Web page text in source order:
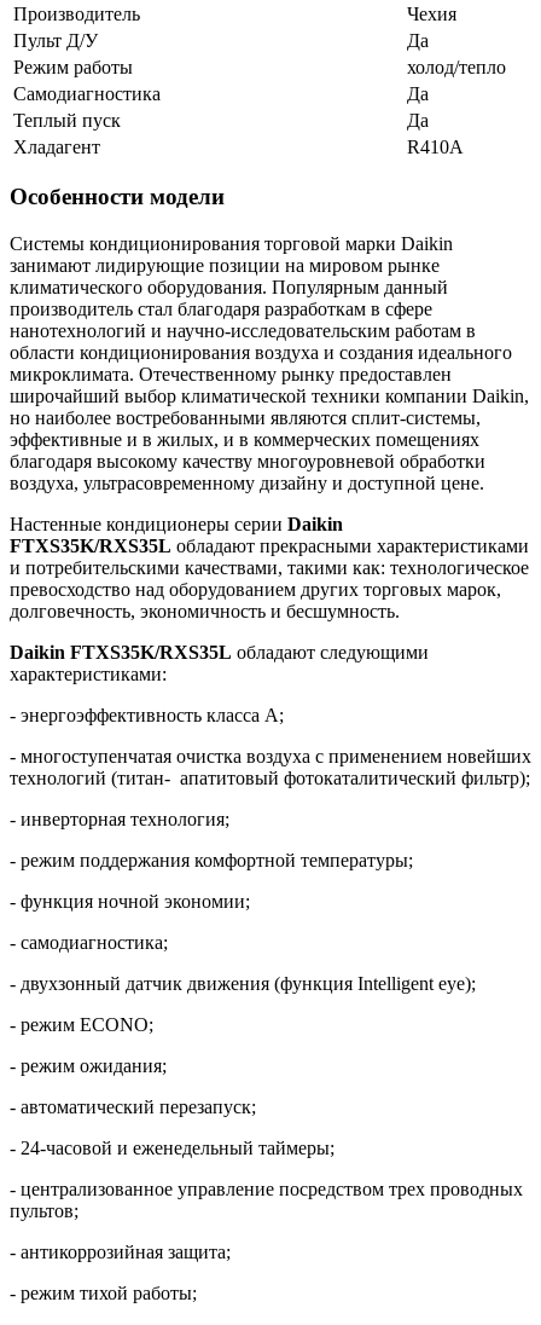
Производитель
Чехия
Пульт Д/У
Да
Режим работы
холод/тепло
Самодиагностика
Да
Теплый пуск
Да
Хладагент
R410A
Особенности модели
Системы кондиционирования торговой марки Daikin
занимают лидирующие позиции на мировом рынке
климатического оборудования. Популярным данный
производитель стал благодаря разработкам в сфере
нанотехнологий и научно-исследовательским работам в
области кондиционирования воздуха и создания идеального
микроклимата. Отечественному рынку предоставлен
широчайший выбор климатической техники компании Daikin,
но наиболее востребованными являются сплит-системы,
эффективные и в жилых, и в коммерческих помещениях
благодаря высокому качеству многоуровневой обработки
воздуха, ультрасовременному дизайну и доступной цене.
Настенные кондиционеры серии Daikin
FTXS35K/RXS35L обладают прекрасными характеристиками
и потребительскими качествами, такими как: технологическое
превосходство над оборудованием других торговых марок,
долговечность, экономичность и бесшумность.
Daikin FTXS35K/RXS35L обладают следующими
характеристиками:
- энергоэффективность класса А;
- многоступенчатая очистка воздуха с применением новейших
технологий (титан- апатитовый фотокаталитический фильтр);
- инверторная технология;
- режим поддержания комфортной температуры;
- функция ночной экономии;
- самодиагностика;
- двухзонный датчик движения (функция Intelligent eye);
- режим ECONO;
- режим ожидания;
- автоматический перезапуск;
- 24-часовой и еженедельный таймеры;
- централизованное управление посредством трех проводных
пультов;
- антикоррозийная защита;
- режим тихой работы;